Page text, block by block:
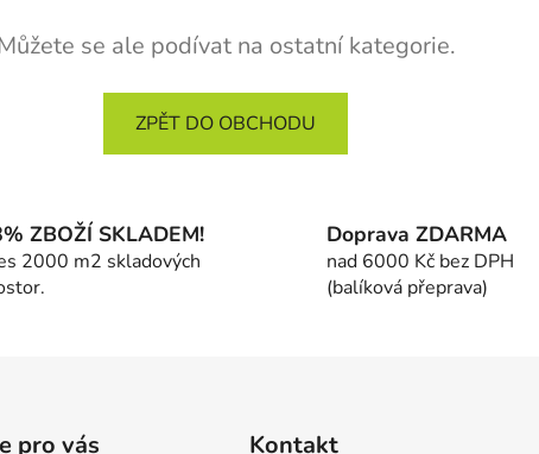
se ale podívat na ostatní kategorie.
ZPĚT DO OBCHODU
ZBOŽÍ SKLADEM!
2000 m2 skladových
Doprava ZDARMA
nad 6000 Kč bez DPH
(balíková přeprava)
pro vás Kontakt